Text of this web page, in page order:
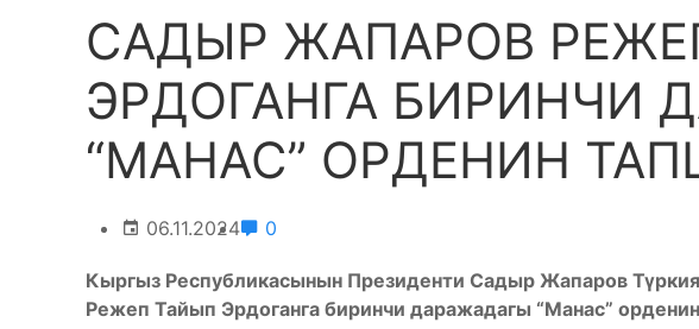
САДЫР ЖАПАРОВ
ЭРДОГАНГА БИРИНЧИ
“МАНАС” ОРДЕНИН
06.11.2024 0
Кыргыз Республикасынын Президенти Садыр Жапаров
Режеп Тайып Эрдоганга биринчи даражадагы “Манас”